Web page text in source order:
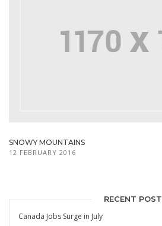
SNOWY MOUNTAINS
12 FEBRUARY 2016
RECENT POST
Canada Jobs Surge in July